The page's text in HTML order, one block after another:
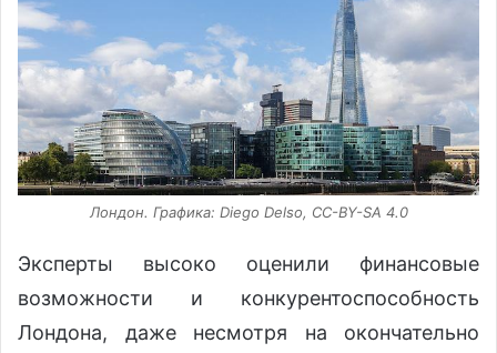
Лондон. Графика: Diego Delso, CC-BY-SA 4.0
Эксперты высоко оценили финансовые
возможности и конкурентоспособность
Лондона, даже несмотря на окончательно